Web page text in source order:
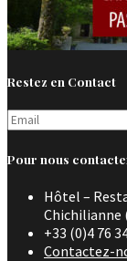
Restez en Contact
Pour nous
Hôtel –
Chichilianne
+33 (0)4 76
Contactez-